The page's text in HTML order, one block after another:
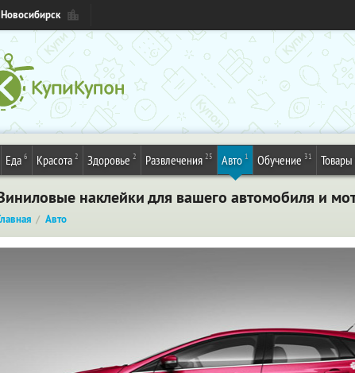
Новосибирск
Еда 6 Красота 2 Здоровье 2 Развлечения 25 Авто 1 Обучение 31 Товары
наклейки для вашего автомобиля и
Авто